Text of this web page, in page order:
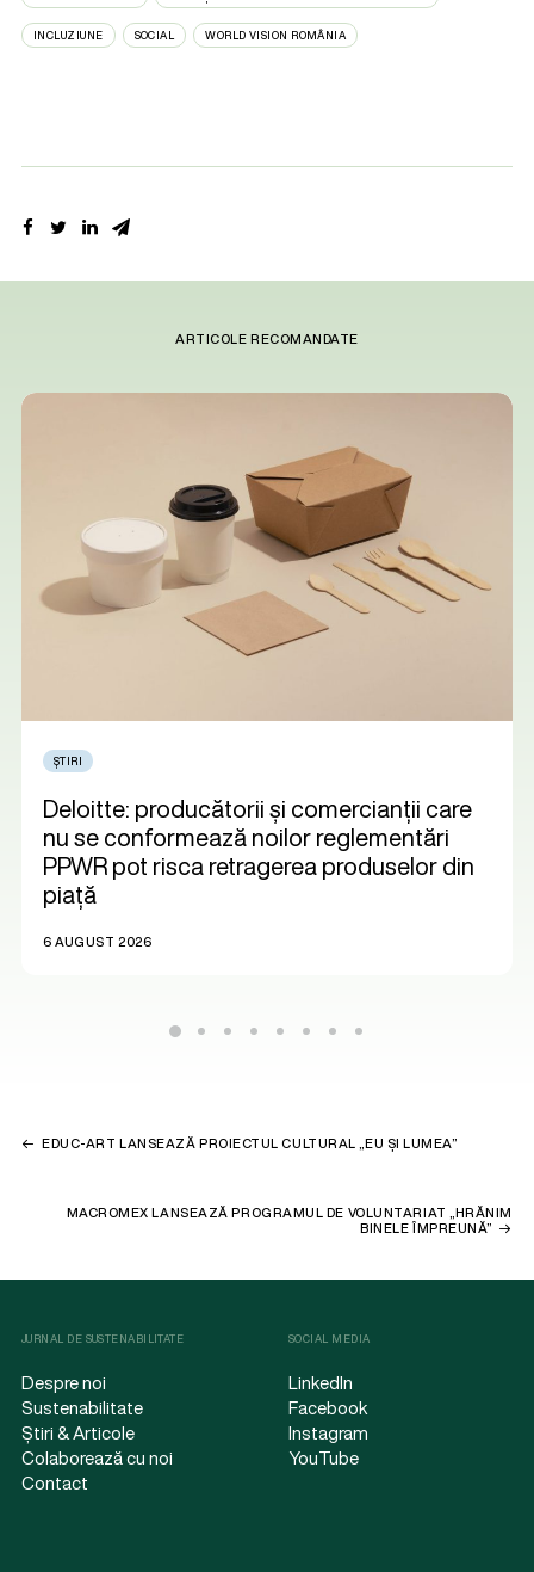
INCLUZIUNE SOCIAL WORLD VISION ROMÂNIA
ARTICOLE RECOMANDATE
ȘTIRI
Deloitte: producătorii și comercianții care
nu se conformează noilor reglementări
PPWR pot risca retragerea produselor din
piață
6 AUGUST 2026
EDUC-ART LANSEAZĂ PROIECTUL CULTURAL „EU ȘI LUMEA”
MACROMEX LANSEAZĂ PROGRAMUL DE VOLUNTARIAT „HRĂNIM
BINELE ÎMPREUNĂ”
JURNAL DE SUSTENABILITATE
Despre noi
Sustenabilitate
Știri & Articole
Colaborează cu noi
Contact
SOCIAL MEDIA
LinkedIn
Facebook
Instagram
YouTube